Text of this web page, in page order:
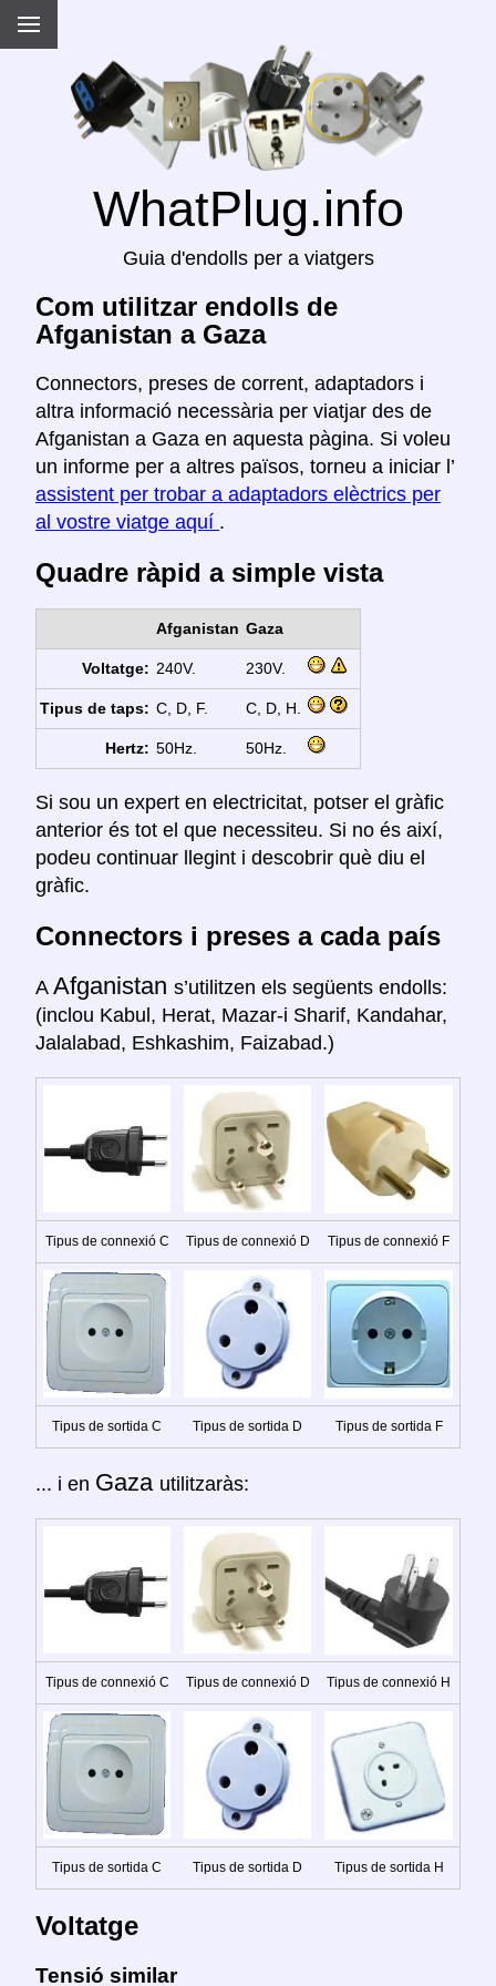
WhatPlug.info
Guia d'endolls per a viatgers
Com utilitzar endolls de
Afganistan a Gaza
Connectors, preses de corrent, adaptadors i
altra informació necessària per viatjar des de
Afganistan a Gaza en aquesta pàgina. Si voleu
un informe per a altres països, torneu a iniciar l’
assistent per trobar a adaptadors elèctrics per
al vostre viatge aquí .
Quadre ràpid a simple vista
Afganistan Gaza
Voltatge: 240V. 230V.
Tipus de taps: C, D, F. C, D, H.
Hertz: 50Hz. 50Hz.
Si sou un expert en electricitat, potser el gràfic
anterior és tot el que necessiteu. Si no és així,
podeu continuar llegint i descobrir què diu el
gràfic.
Connectors i preses a cada país
A Afganistan s’utilitzen els següents endolls:
(inclou Kabul, Herat, Mazar-i Sharif, Kandahar,
Jalalabad, Eshkashim, Faizabad.)
Tipus de connexió C Tipus de connexió D Tipus de connexió F
Tipus de sortida C Tipus de sortida D Tipus de sortida F
... i en Gaza utilitzaràs:
Tipus de connexió C Tipus de connexió D Tipus de connexió H
Tipus de sortida C Tipus de sortida D Tipus de sortida H
Voltatge
Tensió similar